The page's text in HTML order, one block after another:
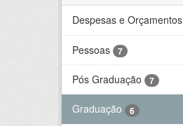
Despesas e Orçamentos
Pessoas 7
Pós Graduação 7
Graduação 6